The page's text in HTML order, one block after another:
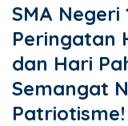
SMA
Peringatan
dan Hari
Semangat
Patriotisme!